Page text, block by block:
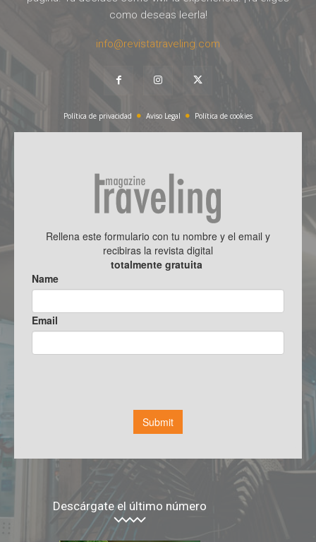
como deseas leerla!
info@revistatraveling.com
Política de privacidad Aviso Legal Política de cookies
Descárgate el último número